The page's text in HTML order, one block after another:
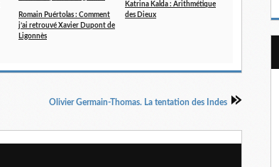
Romain Puértolas : Comment
j’ai retrouvé Xavier Dupont de
Ligonnès
Katrina Kalda : Arithmétique
des Dieux
Olivier Germain-Thomas. La tentation des Indes